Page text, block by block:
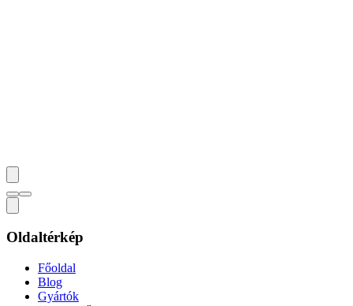
Oldaltérkép
Főoldal
Blog
Gyártók